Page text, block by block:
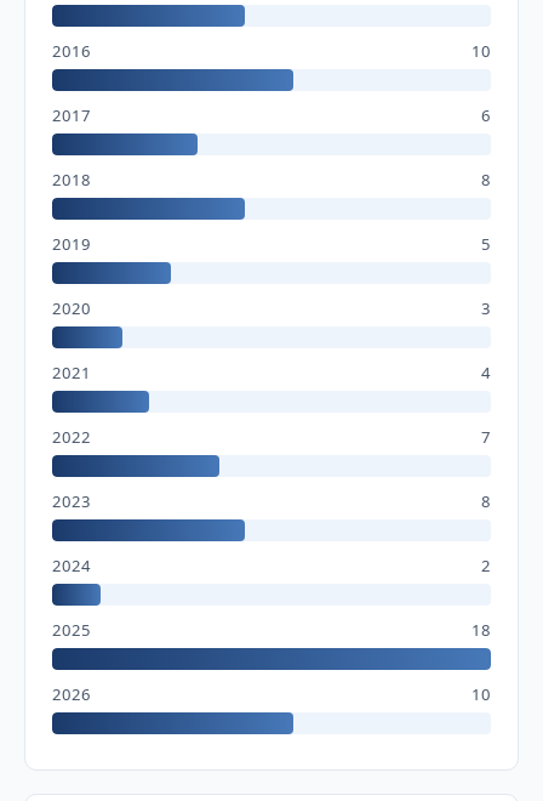
2016 10
2017 6
2018 8
2019 5
2020 3
2021 4
2022 7
2023 8
2024 2
2025 18
2026 10